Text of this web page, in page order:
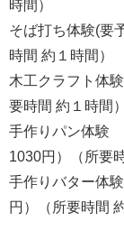
時間）
そば打ち体験(要
時間 約１時間）
木工クラフト
要時間 約１時間）
手作りパン体
1030円）（所要
手作りバター
円）（所要時間